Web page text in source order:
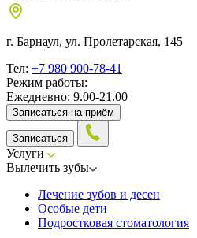
г. Барнаул, ул. Пролетарская, 145
Тел: +7 980 900-78-41
Режим работы:
Ежедневно: 9.00-21.00
Записаться на приём
Записаться
Услуги
Вылечить зубы
Лечение зубов и десен
Особые дети
Подростковая стоматология